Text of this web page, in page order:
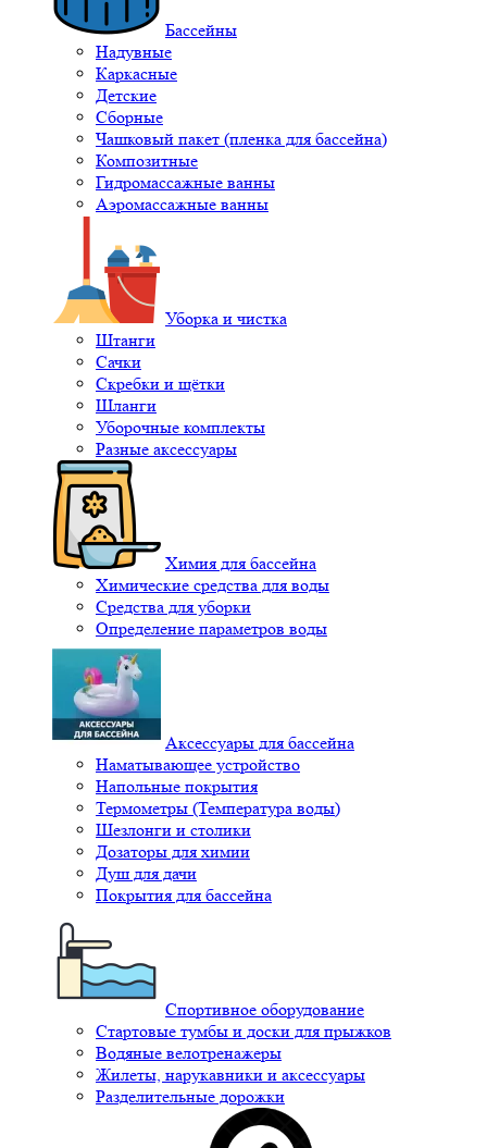
Бассейны
Надувные
Каркасные
Детские
Сборные
Чашковый пакет (пленка для бассейна)
Композитные
Гидромассажные ванны
Аэромассажные ванны
Уборка и чистка
Штанги
Сачки
Скребки и щётки
Шланги
Уборочные комплекты
Разные аксессуары
Химия для бассейна
Химические средства для воды
Средства для уборки
Определение параметров воды
Аксессуары для бассейна
Наматывающее устройство
Напольные покрытия
Термометры (Температура воды)
Шезлонги и столики
Дозаторы для химии
Душ для дачи
Покрытия для бассейна
Спортивное оборудование
Стартовые тумбы и доски для прыжков
Водяные велотренажеры
Жилеты, нарукавники и аксессуары
Разделительные дорожки